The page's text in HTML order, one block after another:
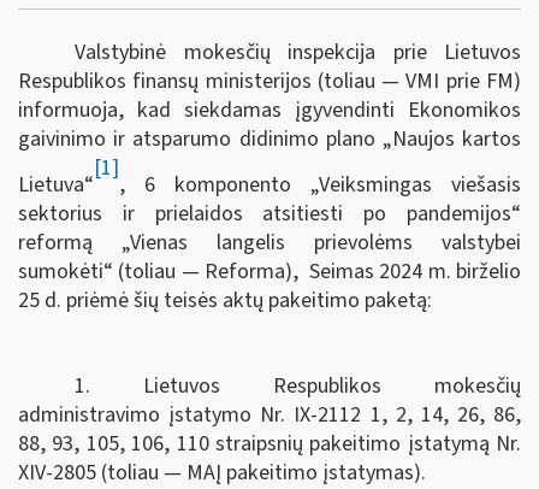
Valstybinė mokesčių inspekcija prie Lietuvos
Respublikos finansų ministerijos (toliau — VMI prie FM)
informuoja, kad siekdamas įgyvendinti Ekonomikos
gaivinimo ir atsparumo didinimo plano „Naujos kartos
Lietuva“
[1]
, 6 komponento „Veiksmingas viešasis
sektorius ir prielaidos atsitiesti po pandemijos“
reformą „Vienas langelis prievolėms valstybei
sumokėti“ (toliau — Reforma), Seimas 2024 m. birželio
25 d. priėmė šių teisės aktų pakeitimo paketą:
1. Lietuvos Respublikos mokesčių
administravimo įstatymo Nr. IX-2112 1, 2, 14, 26, 86,
88, 93, 105, 106, 110 straipsnių pakeitimo įstatymą Nr.
XIV-2805 (toliau — MAĮ pakeitimo įstatymas).